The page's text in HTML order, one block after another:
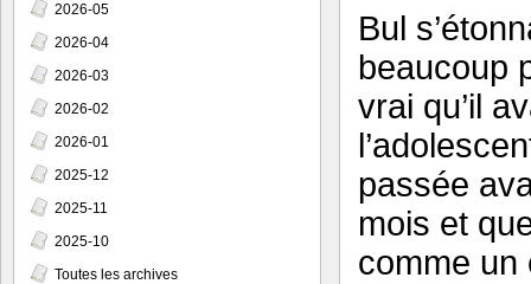
2026-05
2026-04
2026-03
2026-02
2026-01
2025-12
2025-11
2025-10
Toutes les archives
Bul
beaucoup
vrai qu’il
passée
mois et
comme un